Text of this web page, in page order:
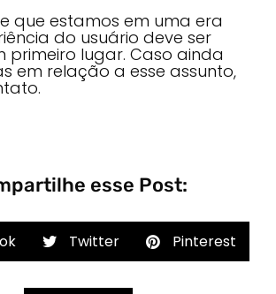
que estamos em uma era
do usuário deve ser
primeiro lugar. Caso ainda
em relação a esse assunto,
esse Post:
Twitter Pinterest